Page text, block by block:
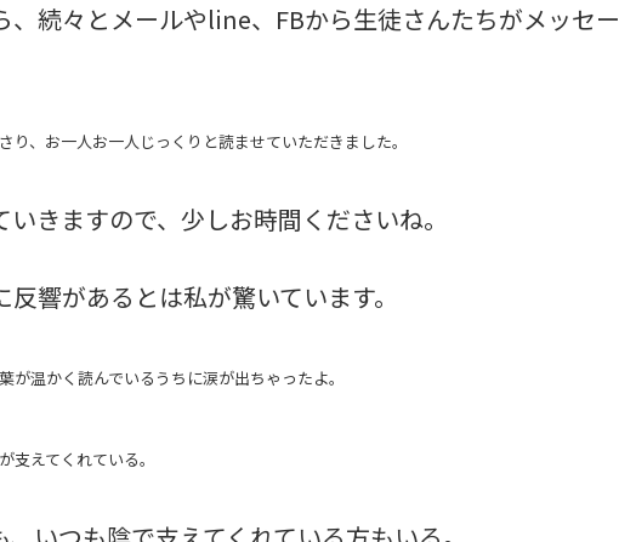
、続々とメールやline、FBから生徒さんたちがメッセー
り、お一人お一人じっくりと読ませていただきました。
きますので、少しお時間くださいね。
響があるとは私が驚いています。
温かく読んでいるうちに涙が出ちゃったよ。
えてくれている。